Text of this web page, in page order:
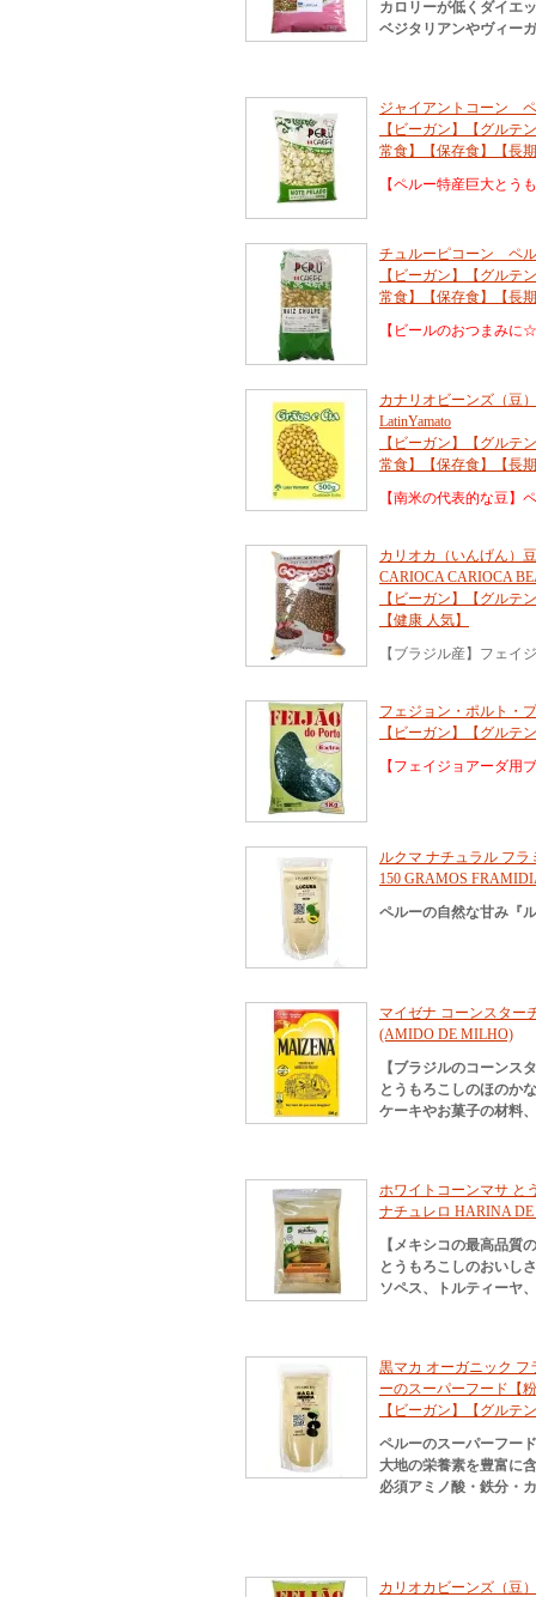
カロリーが低くダイエ
ベジタリアンやヴィー
ジャイアントコーン
【ビーガン】【グルテ
常食】【保存食】【長
【ペルー特産巨大とう
チュルーピコーン ペ
【ビーガン】【グルテ
常食】【保存食】【長
【ビールのおつまみに
カナリオビーンズ（豆
LatinYamato
【ビーガン】【グルテ
常食】【保存食】【長
【南米の代表的な豆】
カリオカ（いんげん）
CARIOCA CARIOCA
【ビーガン】【グルテ
【健康 人気】
【ブラジル産】フェイ
フェジョン・ポルト・
【ビーガン】【グルテ
【フェイジョアーダ用
ルクマ ナチュラル フラ
150 GRAMOS
ペルーの自然な甘み『
マイゼナ コーンスター
(AMIDO DE MILHO)
【ブラジルのコーンス
とうもろこしのほのか
ケーキやお菓子の材料
ホワイトコーンマサ と
ナチュレロ HARINA
【メキシコの最高品質
とうもろこしのおいし
ソペス、トルティーヤ
黒マカ オーガニック フ
ーのスーパーフード【
【ビーガン】【グルテ
ペルーのスーパーフー
大地の栄養素を豊富に
必須アミノ酸・鉄分・
カリオカビーンズ（豆